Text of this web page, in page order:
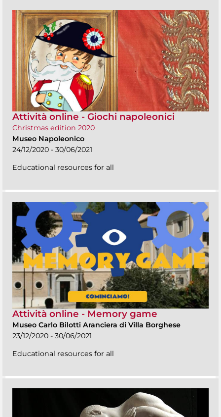
Attività online - Giochi napoleonici
Christmas edition 2020
Museo Napoleonico
24/12/2020 - 30/06/2021
Educational resources for all
Attività online - Memory game
Museo Carlo Bilotti Aranciera di Villa Borghese
23/12/2020 - 30/06/2021
Educational resources for all